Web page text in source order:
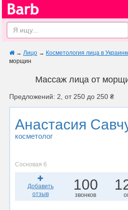
→ Лицо → Косметология лица в
морщин
Массаж лица от
Предложений: 2, от 250 до 250 ₴
Анастасия
косметолог
Сосновая 6
Добавить
отзыв
100
звонков